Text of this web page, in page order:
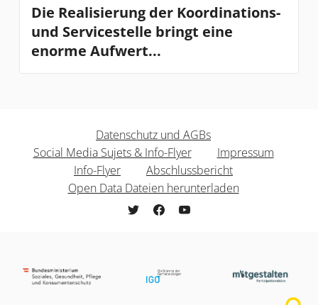
Die Realisierung der Koordinations-
und Servicestelle bringt eine
enorme Aufwert...
Datenschutz und AGBs
Social Media Sujets & Info-Flyer
Impressum
Info-Flyer
Abschlussbericht
Open Data Dateien herunterladen
freiwilligenpolitik.mitgestalten.jetzt